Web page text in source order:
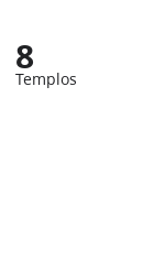
8
Templos